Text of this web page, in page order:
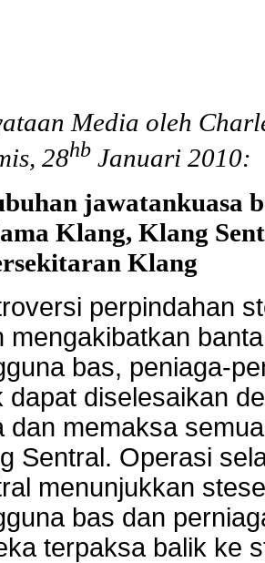
Media oleh
28hb Januari 2010:
jawatankuasa
Klang, Klang
Klang
perpindahan
mengakibatkan
bas, peniaga-
dapat diselesaikan
dan memaksa
Sentral. Operasi
menunjukkan
bas dan
terpaksa balik ke